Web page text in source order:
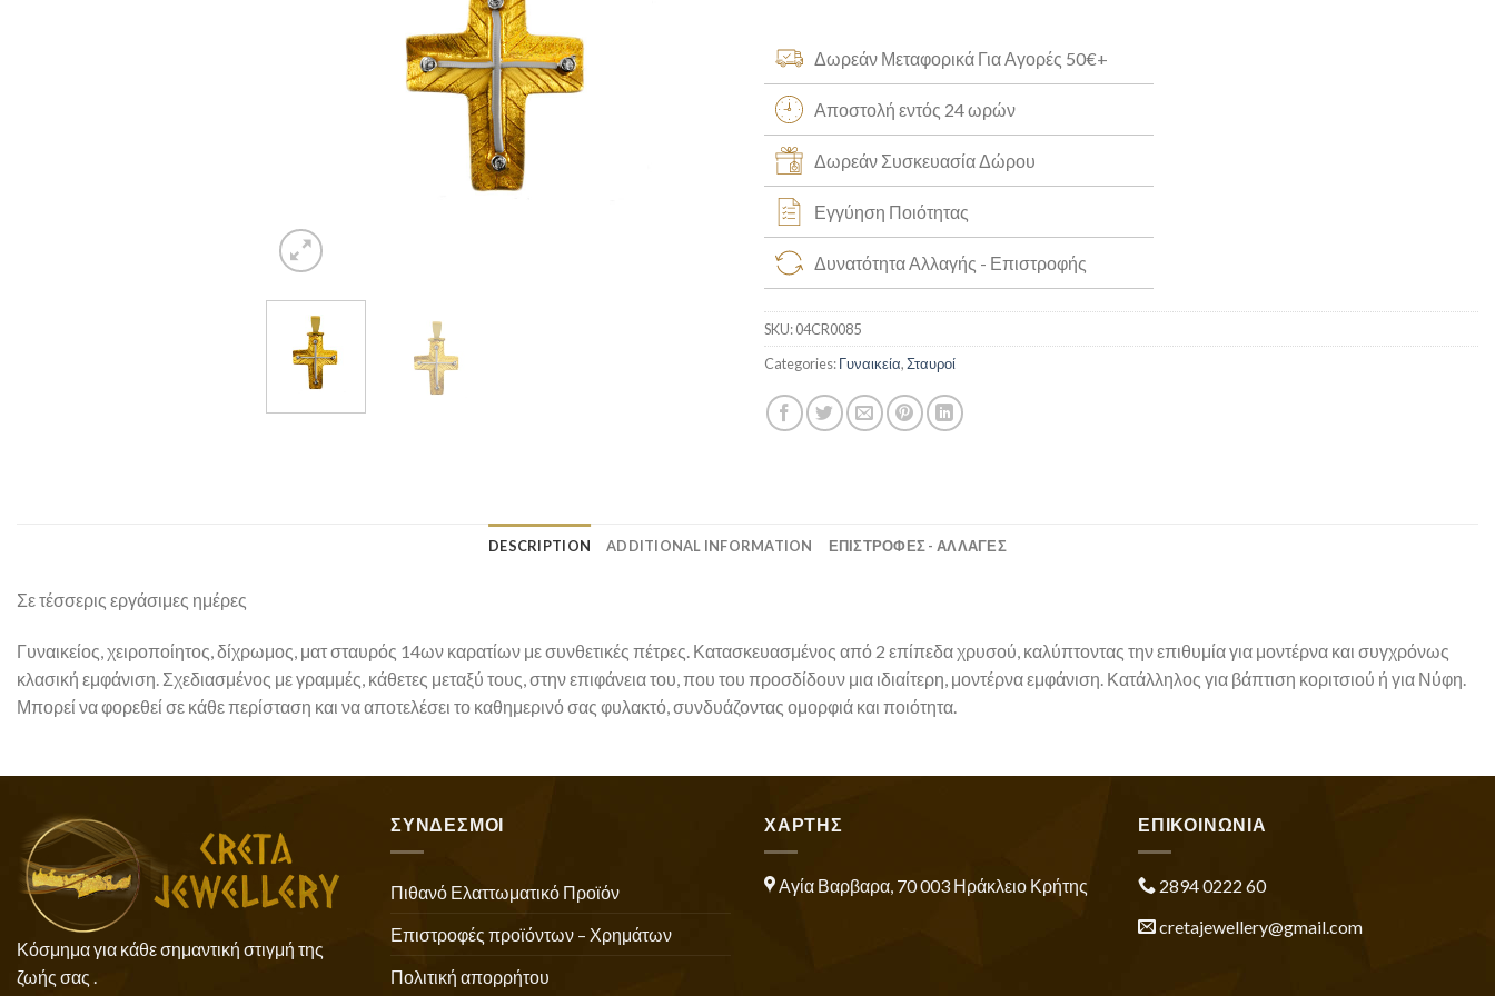
Δωρεάν Μεταφορικά Για Αγορές 50€+
Αποστολή εντός 24 ωρών
Δωρεάν Συσκευασία Δώρου
Εγγύηση Ποιότητας
Δυνατότητα Αλλαγής - Επιστροφής
SKU:04CR0085
Categories:Γυναικεία,Σταυροί
DESCRIPTION ADDITIONAL INFORMATION ΕΠΙΣΤΡΟΦΕΣ - ΑΛΛΑΓΕΣ
Σε τέσσερις εργάσιμες ημέρες
Γυναικείος, χειροποίητος, δίχρωμος, ματ σταυρός 14ων καρατίων με συνθετικές πέτρες. Κατασκευασμένος από 2 επίπεδα χρυσού, καλύπτοντας την επιθυμία για μοντέρνα και συγχρόνως
κλασική εμφάνιση. Σχεδιασμένος με γραμμές, κάθετες μεταξύ τους, στην επιφάνεια του, που του προσδίδουν μια ιδιαίτερη, μοντέρνα εμφάνιση. Κατάλληλος για βάπτιση κοριτσιού ή για Νύφη.
Μπορεί να φορεθεί σε κάθε περίσταση και να αποτελέσει το καθημερινό σας φυλακτό, συνδυάζοντας ομορφιά και ποιότητα.
Κόσμημα για κάθε σημαντική στιγμή της
ζωής σας .
ΣΥΝΔΕΣΜΟΙ
Πιθανό Ελαττωματικό Προϊόν
Επιστροφές προϊόντων – Χρημάτων
Πολιτική απορρήτου
ΧΑΡΤΗΣ
Αγία Βαρβαρα, 70 003 Ηράκλειο Κρήτης
ΕΠΙΚΟΙΝΩΝΙΑ
2894 0222 60
cretajewellery@gmail.com